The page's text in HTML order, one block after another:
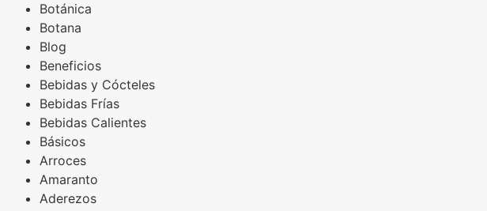
Botánica
Botana
Blog
Beneficios
Bebidas y Cócteles
Bebidas Frías
Bebidas Calientes
Básicos
Arroces
Amaranto
Aderezos